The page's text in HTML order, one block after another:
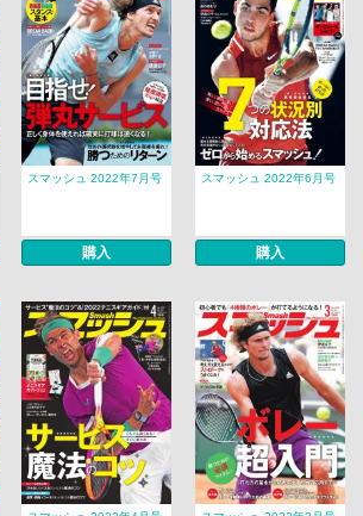
スマッシュ 2022年7月号
購入
スマッシュ 2022年6月号
購入